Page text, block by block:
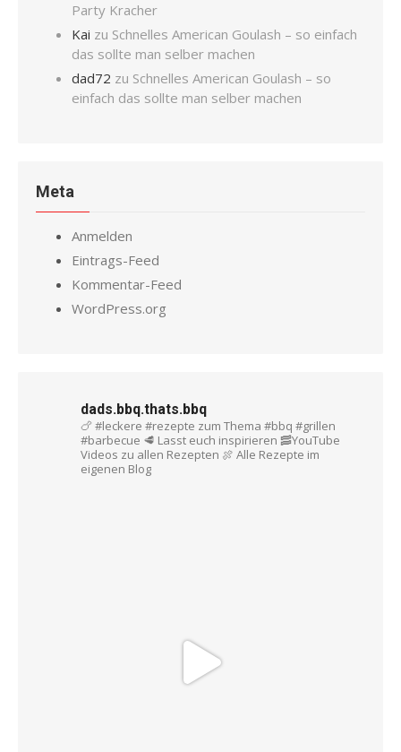
Party Kracher
Kai zu Schnelles American Goulash – so einfach
das sollte man selber machen
dad72 zu Schnelles American Goulash – so
einfach das sollte man selber machen
Meta
Anmelden
Eintrags-Feed
Kommentar-Feed
WordPress.org
dads.bbq.thats.bbq
🍗 #leckere #rezepte zum Thema #bbq #grillen
#barbecue 🥩 Lasst euch inspirieren 🥓YouTube
Videos zu allen Rezepten 🍖 Alle Rezepte im
eigenen Blog